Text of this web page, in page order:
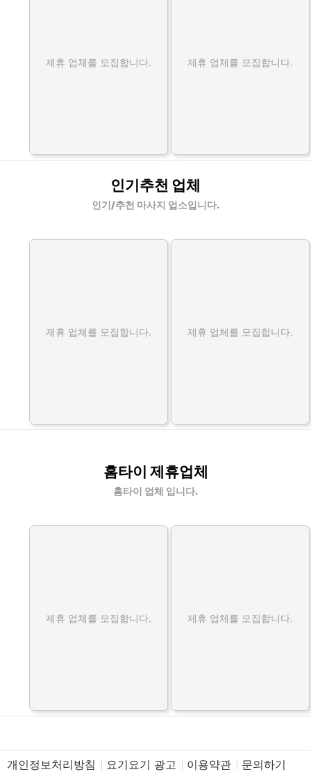
제휴 업체를 모집합니다. 제휴 업체를 모집합니다.
인기추천 업체
인기/추천 마사지 업소입니다.
제휴 업체를 모집합니다. 제휴 업체를 모집합니다.
홈타이 제휴업체
홈타이 업체 입니다.
제휴 업체를 모집합니다. 제휴 업체를 모집합니다.
개인정보처리방침 요기요기 광고 이용약관 문의하기